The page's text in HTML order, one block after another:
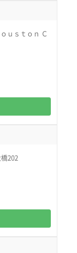
ｕｓｔｏｎ Ｃ
202